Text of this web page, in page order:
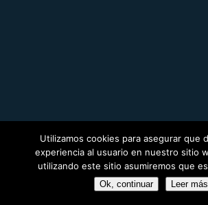
Utilizamos cookies para asegurar que
experiencia al usuario en nuestro sitio
utilizando este sitio asumiremos que
Ok, continuar Leer más